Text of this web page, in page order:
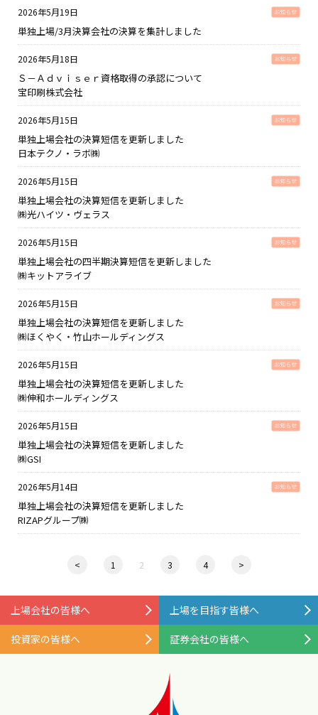
2026年5月19日
単独上場/3月決算会社の決算を集計しました
2026年5月18日
Ｓ－Ａｄｖｉｓｅｒ資格取得の承認について
宝印刷株式会社
2026年5月15日
単独上場会社の決算短信を更新しました
日本テクノ・ラボ㈱
2026年5月15日
単独上場会社の決算短信を更新しました
㈱光ハイツ・ヴェラス
2026年5月15日
単独上場会社の四半期決算短信を更新しました
㈱キットアライブ
2026年5月15日
単独上場会社の決算短信を更新しました
㈱ほくやく・竹山ホールディングス
2026年5月15日
単独上場会社の決算短信を更新しました
㈱伸和ホールディングス
2026年5月15日
単独上場会社の決算短信を更新しました
㈱GSI
2026年5月14日
単独上場会社の決算短信を更新しました
RIZAPグループ㈱
< 1 2 3 4 >
上場会社の皆様へ 上場を目指す皆様へ
投資家の皆様へ 証券会社の皆様へ